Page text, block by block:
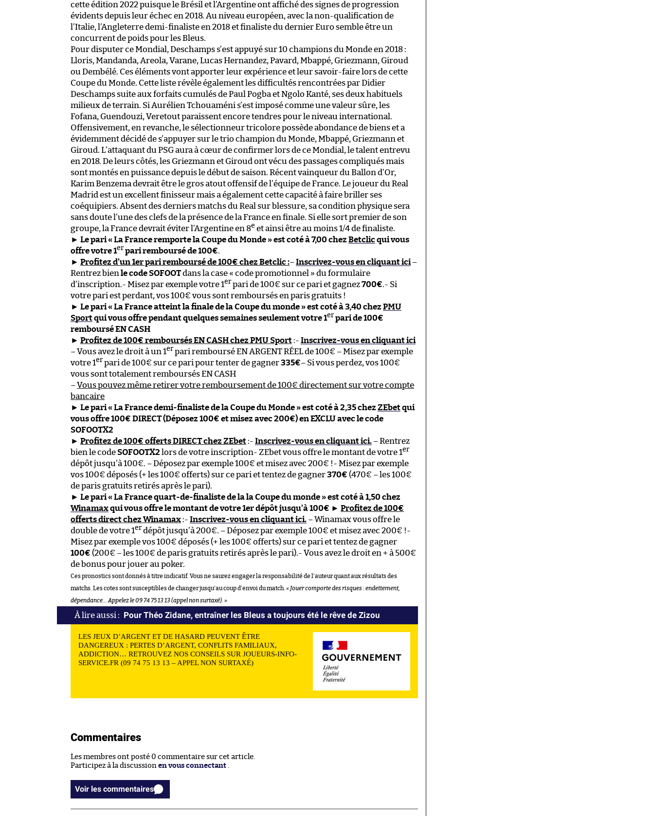
cette édition 2022 puisque le Brésil et l’Argentine ont affiché des signes de progression
évidents depuis leur échec en 2018. Au niveau européen, avec la non-qualification de
l’Italie, l’Angleterre demi-finaliste en 2018 et finaliste du dernier Euro semble être un
concurrent de poids pour les Bleus.
Pour disputer ce Mondial, Deschamps s’est appuyé sur 10 champions du Monde en 2018 :
Lloris, Mandanda, Areola, Varane, Lucas Hernandez, Pavard, Mbappé, Griezmann, Giroud
ou Dembélé. Ces éléments vont apporter leur expérience et leur savoir-faire lors de cette
Coupe du Monde. Cette liste révèle également les difficultés rencontrées par Didier
Deschamps suite aux forfaits cumulés de Paul Pogba et Ngolo Kanté, ses deux habituels
milieux de terrain. Si Aurélien Tchouaméni s’est imposé comme une valeur sûre, les
Fofana, Guendouzi, Veretout paraissent encore tendres pour le niveau international.
Offensivement, en revanche, le sélectionneur tricolore possède abondance de biens et a
évidemment décidé de s’appuyer sur le trio champion du Monde, Mbappé, Griezmann et
Giroud. L’attaquant du PSG aura à cœur de confirmer lors de ce Mondial, le talent entrevu
en 2018. De leurs côtés, les Griezmann et Giroud ont vécu des passages compliqués mais
sont montés en puissance depuis le début de saison. Récent vainqueur du Ballon d’Or,
Karim Benzema devrait être le gros atout offensif de l’équipe de France. Le joueur du Real
Madrid est un excellent finisseur mais a également cette capacité à faire briller ses
coéquipiers. Absent des derniers matchs du Real sur blessure, sa condition physique sera
sans doute l’une des clefs de la présence de la France en finale. Si elle sort premier de son
groupe, la France devrait éviter l’Argentine en 8e et ainsi être au moins 1/4 de finaliste.
► Le pari « La France remporte la Coupe du Monde » est coté à 7,00 chez Betclicqui vous
offre votre 1er pari remboursé de 100€.
► Profitez d’un 1er pari remboursé de 100€ chez Betclic :–Inscrivez-vous en cliquant ici–
Rentrez bien le code SOFOOTdans la case « code promotionnel » du formulaire
d’inscription.- Misez par exemple votre 1er pari de 100€ sur ce pari et gagnez700€.- Si
votre pari est perdant, vos 100€ vous sont remboursés en paris gratuits !
► Le pari « La France atteint la finale de la Coupe du monde » est coté à 3,40 chez PMU
Sportqui vous offre pendant quelques semaines seulement votre 1er pari de 100€
remboursé EN CASH
► Profitez de 100€ remboursés EN CASH chez PMU Sport :- Inscrivez-vous en cliquant ici
– Vous avez le droit à un 1er pari remboursé EN ARGENT RÉEL de 100€ – Misez par exemple
votre 1er pari de 100€ sur ce pari pour tenter de gagner335€– Si vous perdez, vos 100€
vous sont totalement remboursés EN CASH
–Vous pouvez même retirer votre remboursement de 100€ directement sur votre compte
bancaire
► Le pari « La France demi-finaliste de la Coupe du Monde » est coté à 2,35 chez ZEbetqui
vous offre 100€ DIRECT (Déposez 100€ et misez avec 200€) en EXCLU avec le code
SOFOOTX2
► Profitez de 100€ offerts DIRECT chez ZEbet :- Inscrivez-vous en cliquant ici. – Rentrez
bien le code SOFOOTX2 lors de votre inscription- ZEbet vous offre le montant de votre 1er
dépôt jusqu’à 100€. – Déposez par exemple 100€ et misez avec 200€ !- Misez par exemple
vos 100€ déposés (+ les 100€ offerts) sur ce pari et tentez de gagner370€ (470€ – les 100€
de paris gratuits retirés après le pari).
► Le pari « La France quart-de-finaliste de la la Coupe du monde » est coté à 1,50 chez
Winamaxqui vous offre le montant de votre 1er dépôt jusqu’à 100€ ► Profitez de 100€
offerts direct chez Winamax :- Inscrivez-vous en cliquant ici. – Winamax vous offre le
double de votre 1er dépôt jusqu’à 200€. – Déposez par exemple 100€ et misez avec 200€ !-
Misez par exemple vos 100€ déposés (+ les 100€ offerts) sur ce pari et tentez de gagner
100€ (200€ – les 100€ de paris gratuits retirés après le pari).- Vous avez le droit en + à 500€
de bonus pour jouer au poker.
Ces pronostics sont donnés à titre indicatif. Vous ne saurez engager la responsabilité de l’auteur quant aux résultats des
matchs. Les cotes sont susceptibles de changer jusqu’au coup d’envoi du match. « Jouer comporte des risques : endettement,
dépendance… Appelez le 09 74 75 13 13 (appel non surtaxé). »
Pour Théo Zidane, entraîner les Bleus a toujours été le rêve de Zizou
LES JEUX D’ARGENT ET DE HASARD PEUVENT ÊTRE
DANGEREUX : PERTES D’ARGENT, CONFLITS FAMILIAUX,
ADDICTION… RETROUVEZ NOS CONSEILS SUR JOUEURS-INFO-
SERVICE.FR (09 74 75 13 13 – APPEL NON SURTAXÉ)
Commentaires
Les membres ont posté 0 commentaire sur cet article.
Participez à la discussion en vous connectant .
Voir les commentaires